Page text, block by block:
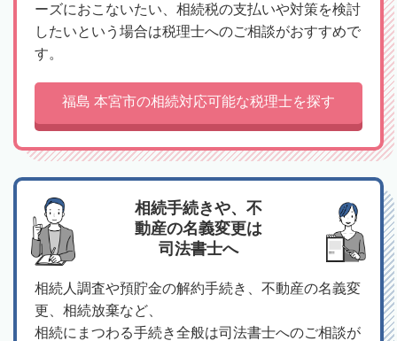
ーズにおこないたい、相続税の支払いや対策を検討
したいという場合は税理士へのご相談がおすすめで
す。
福島 本宮市の相続対応可能な税理士を探す
相続手続きや、不
動産の名義変更は
司法書士へ
相続人調査や預貯金の解約手続き、不動産の名義変
更、相続放棄など、
相続にまつわる手続き全般は司法書士へのご相談が